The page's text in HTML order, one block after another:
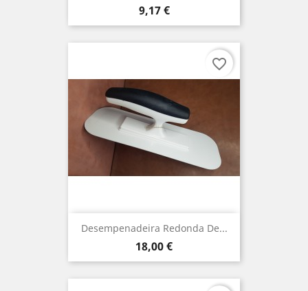
Preço
9,17 €
Desempenadeira Redonda De...
Preço
18,00 €
favorite_border